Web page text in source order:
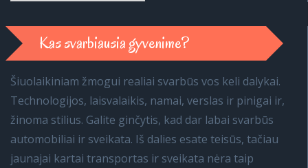
Kas svarbiausia gyvenime?
Šiuolaikiniam žmogui realiai svarbūs vos keli dalykai.
Technologijos, laisvalaikis, namai, verslas ir pinigai ir,
žinoma stilius. Galite ginčytis, kad dar labai svarbūs
automobiliai ir sveikata. Iš dalies esate teisūs, tačiau
jaunajai kartai transportas ir sveikata nėra taip